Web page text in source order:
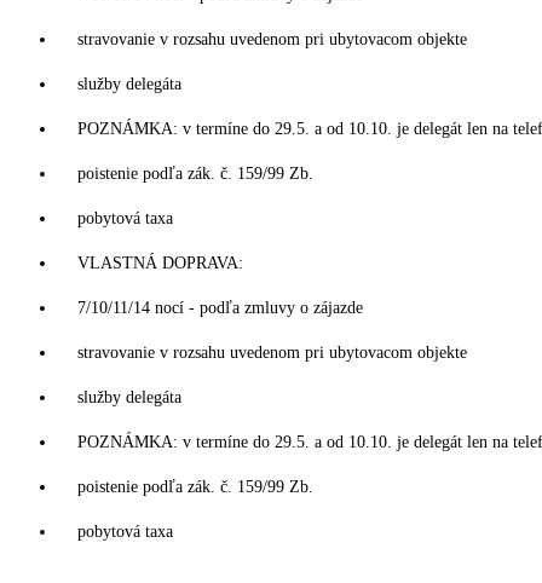
stravovanie v rozsahu uvedenom pri ubytovacom objekte
služby delegáta
POZNÁMKA: v termíne do 29.5. a od 10.10. je delegát len na
poistenie podľa zák. č. 159/99 Zb.
pobytová taxa
VLASTNÁ DOPRAVA:
7/10/11/14 nocí - podľa zmluvy o zájazde
stravovanie v rozsahu uvedenom pri ubytovacom objekte
služby delegáta
POZNÁMKA: v termíne do 29.5. a od 10.10. je delegát len na
poistenie podľa zák. č. 159/99 Zb.
pobytová taxa